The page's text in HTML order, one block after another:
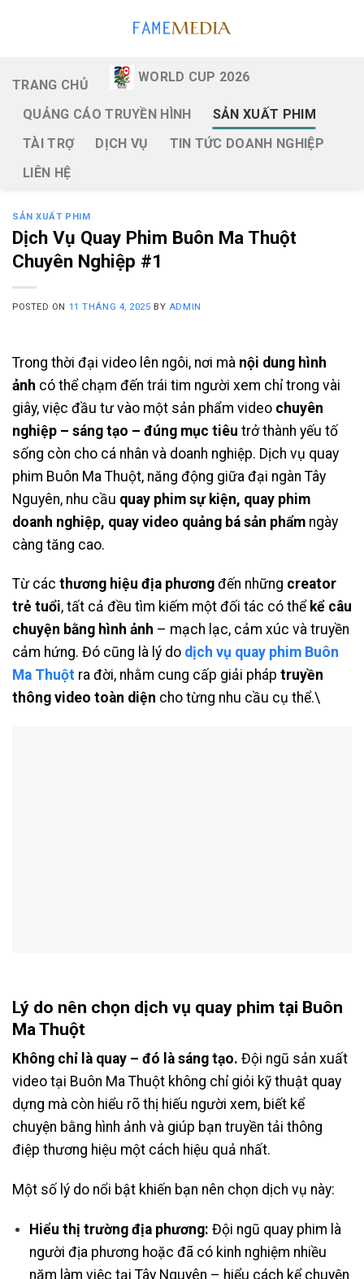
TRANG CHỦ
WORLD CUP 2026
QUẢNG CÁO TRUYỀN HÌNH
SẢN XUẤT PHIM
TÀI TRỢ
DỊCH VỤ
TIN TỨC DOANH NGHIỆP
LIÊN HỆ
SẢN XUẤT PHIM
Dịch Vụ Quay Phim Buôn Ma Thuột
Chuyên Nghiệp #1
POSTED ON 11 THÁNG 4, 2025 BY ADMIN
Trong thời đại video lên ngôi, nơi mà nội dung hình
ảnh có thể chạm đến trái tim người xem chỉ trong vài
giây, việc đầu tư vào một sản phẩm video chuyên
nghiệp – sáng tạo – đúng mục tiêu trở thành yếu tố
sống còn cho cá nhân và doanh nghiệp. Dịch vụ quay
phim Buôn Ma Thuột, năng động giữa đại ngàn Tây
Nguyên, nhu cầu quay phim sự kiện, quay phim
doanh nghiệp, quay video quảng bá sản phẩm ngày
càng tăng cao.
Từ các thương hiệu địa phương đến những creator
trẻ tuổi, tất cả đều tìm kiếm một đối tác có thể kể câu
chuyện bằng hình ảnh – mạch lạc, cảm xúc và truyền
cảm hứng. Đó cũng là lý do dịch vụ quay phim Buôn
Ma Thuột ra đời, nhằm cung cấp giải pháp truyền
thông video toàn diện cho từng nhu cầu cụ thể.\
Lý do nên chọn dịch vụ quay phim tại Buôn
Ma Thuột
Không chỉ là quay – đó là sáng tạo. Đội ngũ sản xuất
video tại Buôn Ma Thuột không chỉ giỏi kỹ thuật quay
dựng mà còn hiểu rõ thị hiếu người xem, biết kể
chuyện bằng hình ảnh và giúp bạn truyền tải thông
điệp thương hiệu một cách hiệu quả nhất.
Một số lý do nổi bật khiến bạn nên chọn dịch vụ này:
Hiểu thị trường địa phương: Đội ngũ quay phim là
người địa phương hoặc đã có kinh nghiệm nhiều
năm làm việc tại Tây Nguyên – hiểu cách kể chuyện